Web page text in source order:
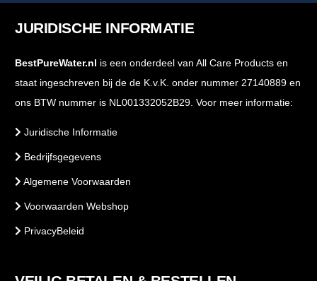
JURIDISCHE INFORMATIE
BestPureWater.nl is een onderdeel van All Care Products en
staat ingeschreven bij de de K.v.K. onder nummer 27140889 en
ons BTW nummer is NL001332052B29. Voor meer informatie:
Juridische Informatie
Bedrijfsgegevens
Algemene Voorwaarden
Voorwaarden Webshop
PrivacyBeleid